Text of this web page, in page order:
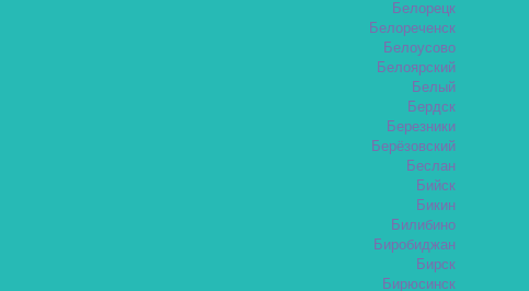
Белорецк
Белореченск
Белоусово
Белоярский
Белый
Бердск
Березники
Берёзовский
Беслан
Бийск
Бикин
Билибино
Биробиджан
Бирск
Бирюсинск